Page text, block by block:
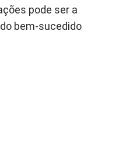
pode ser a
bem-sucedido